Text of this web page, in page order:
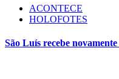
ACONTECE
HOLOFOTES
São Luís recebe